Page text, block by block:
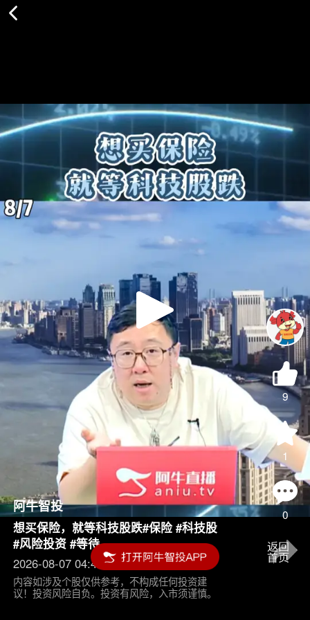
Play
Video
9
1
0
阿牛智投
想买保险，就等科技股跌#保险 #科技股
#风险投资 #等待
2026-08-07 04:45
内容如涉及个股仅供参考，不构成任何投资建
议！投资风险自负。投资有风险，入市须谨慎。